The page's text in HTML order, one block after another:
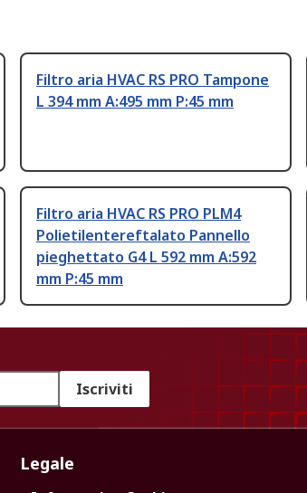
Filtro aria HVAC RS PRO Tampone
L 394 mm A:495 mm P:45 mm
Filtro aria HVAC RS PRO PLM4
Polietilentereftalato Pannello
pieghettato G4 L 592 mm A:592
mm P:45 mm
Iscriviti
Legale